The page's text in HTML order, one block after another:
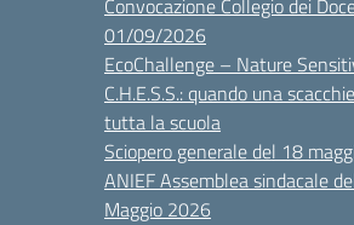
Convocazione Collegio dei
01/09/2026
EcoChallenge – Nature
C.H.E.S.S.: quando una
tutta la scuola
Sciopero generale del 18
ANIEF Assemblea sindacale
Maggio 2026